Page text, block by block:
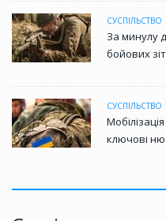
СУСПІЛЬСТВО
За минулу
бойових
СУСПІЛЬСТВО
ключові